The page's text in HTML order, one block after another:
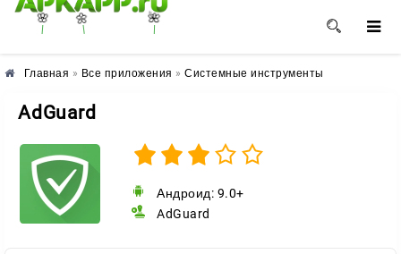
🌸 🌼 🌺
Главная » Все приложения » Системные инструменты
AdGuard
Андроид: 9.0+
AdGuard